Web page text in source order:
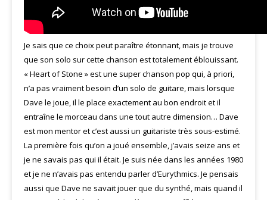
Je sais que ce choix peut paraître étonnant, mais je trouve
que son solo sur cette chanson est totalement éblouissant.
« Heart of Stone » est une super chanson pop qui, à priori,
n’a pas vraiment besoin d’un solo de guitare, mais lorsque
Dave le joue, il le place exactement au bon endroit et il
entraîne le morceau dans une tout autre dimension… Dave
est mon mentor et c’est aussi un guitariste très sous-estimé.
La première fois qu’on a joué ensemble, j’avais seize ans et
je ne savais pas qui il était. Je suis née dans les années 1980
et je ne n’avais pas entendu parler d’Eurythmics. Je pensais
aussi que Dave ne savait jouer que du synthé, mais quand il